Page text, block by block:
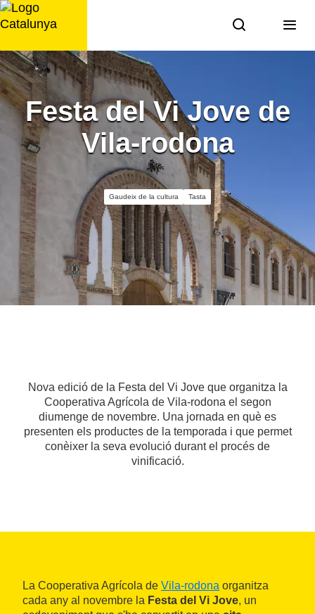
Saltar
al
Festa del Vi Jove de
Vila-rodona
Gaudeix de la cultura Tasta
Nova edició de la Festa del Vi Jove que organitza la
Cooperativa Agrícola de Vila-rodona el segon
diumenge de novembre. Una jornada en què es
presenten els productes de la temporada i que permet
conèixer la seva evolució durant el procés de
vinificació.
La Cooperativa Agrícola de Vila-rodona organitza
cada any al novembre la Festa del Vi Jove, un